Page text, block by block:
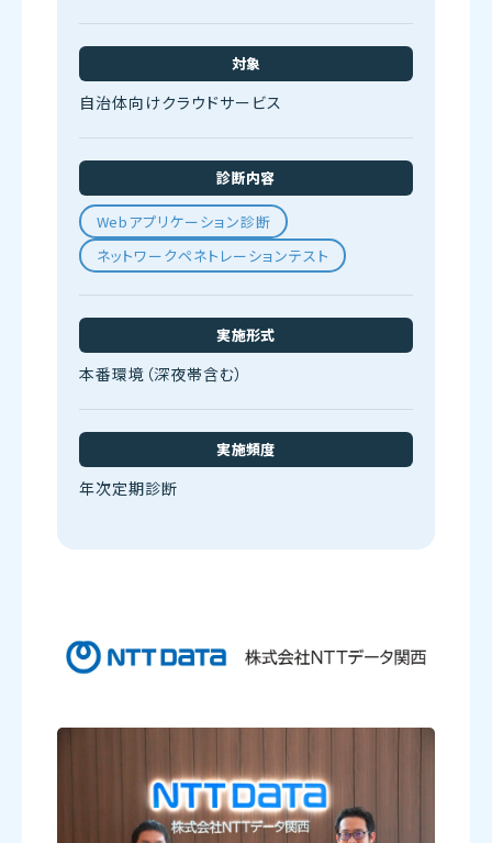
対象
自治体向けクラウドサービス
診断内容
Webアプリケーション診断
ネットワークペネトレーションテスト
実施形式
本番環境（深夜帯含む）
実施頻度
年次定期診断